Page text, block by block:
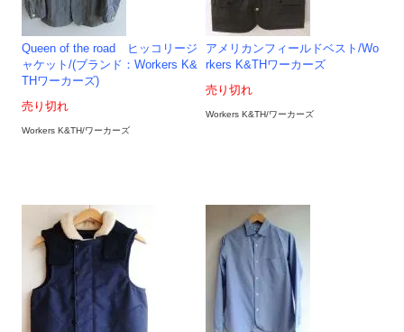
Queen of the road ヒッコリージ
ャケット/(ブランド：Workers K&
THワーカーズ)
売り切れ
Workers K&TH/ワーカーズ
アメリカンフィールドベスト/Wo
rkers K&THワーカーズ
売り切れ
Workers K&TH/ワーカーズ